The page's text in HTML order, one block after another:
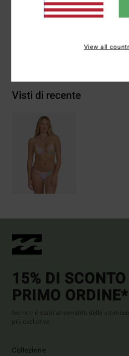
Composizione78% Nylon
Visti di recente
15% DI
PRIMO ORDINE*
Iscriviti e sarai al corrente delle
più esclusive.
Collezione
View all